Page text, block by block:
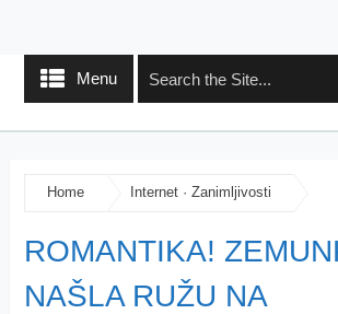
Menu
Home Internet· Zanimljivosti
ROMANTIKA!
NAŠLA RUŽU NA